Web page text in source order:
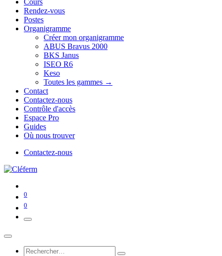
Rendez-vous
Postes
Organigramme
Créer mon organigramme
ABUS Bravus 2000
BKS Janus
ISEO R6
Keso
Toutes les gammes →
Contact
Contactez-nous
Contrôle d'accès
Espace Pro
Guides
Où nous trouver
Contactez-nous
0
0